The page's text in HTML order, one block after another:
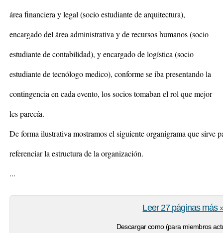
área financiera y legal (socio estudiante de arquitectura),
encargado del área administrativa y de recursos humanos (socio
estudiante de contabilidad), y encargado de logística (socio
estudiante de tecnólogo medico), conforme se iba presentando la
contingencia en cada evento, los socios tomaban el rol que mejor
les parecía.
De forma ilustrativa mostramos el siguiente organigrama que sirve
referenciar la estructura de la organización.
...
Descargar como (para miembros
Leer 27 páginas más